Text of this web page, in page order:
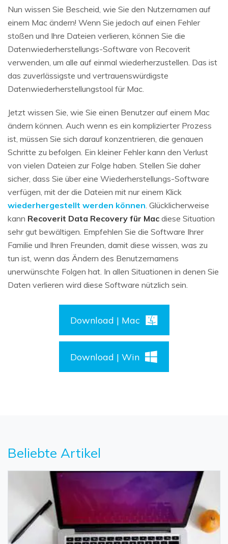
Nun wissen Sie Bescheid, wie Sie den Nutzernamen auf
einem Mac ändern! Wenn Sie jedoch auf einen Fehler
stoßen und Ihre Dateien verlieren, können Sie die
Datenwiederherstellungs-Software von Recoverit
verwenden, um alle auf einmal wiederherzustellen. Das ist
das zuverlässigste und vertrauenswürdigste
Datenwiederherstellungstool für Mac.
Jetzt wissen Sie, wie Sie einen Benutzer auf einem Mac
ändern können. Auch wenn es ein komplizierter Prozess
ist, müssen Sie sich darauf konzentrieren, die genauen
Schritte zu befolgen. Ein kleiner Fehler kann den Verlust
von vielen Dateien zur Folge haben. Stellen Sie daher
sicher, dass Sie über eine Wiederherstellungs-Software
verfügen, mit der die Dateien mit nur einem Klick
wiederhergestellt werden können . Glücklicherweise
kann Recoverit Data Recovery für Mac diese Situation
sehr gut bewältigen. Empfehlen Sie die Software Ihrer
Familie und Ihren Freunden, damit diese wissen, was zu
tun ist, wenn das Ändern des Benutzernamens
unerwünschte Folgen hat. In allen Situationen in denen Sie
Daten verlieren wird diese Software nützlich sein.
Download | Mac
Download | Win
Beliebte Artikel